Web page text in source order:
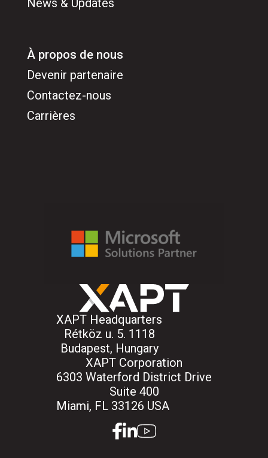
XAPT Headquarters
Rétköz u. 5. 1118
Budapest, Hungary
XAPT Corporation
6303 Waterford District Drive
Suite 400
Miami, FL 33126 USA
facebook
linkedin
youtube
News & Updates
À propos de nous
Devenir partenaire
Contactez-nous
Carrières